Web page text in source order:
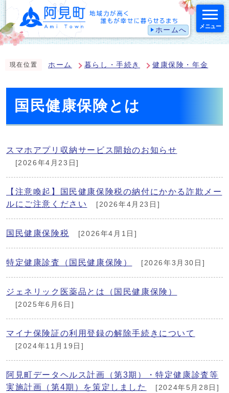
ホームへ メニュー
現在位置 ホーム 暮らし・手続き 健康保険・年金
国民健康保険とは
スマホアプリ収納サービス開始のお知らせ
[2026年4月23日]
【注意喚起】国民健康保険税の納付にかかる詐欺メー
ルにご注意ください
[2026年4月23日]
国民健康保険税 [2026年4月1日]
特定健康診査（国民健康保険） [2026年3月30日]
ジェネリック医薬品とは（国民健康保険）
[2025年6月6日]
マイナ保険証の利用登録の解除手続きについて
[2024年11月19日]
阿見町データヘルス計画（第3期）・特定健康診査等
実施計画（第4期）を策定しました
[2024年5月28日]